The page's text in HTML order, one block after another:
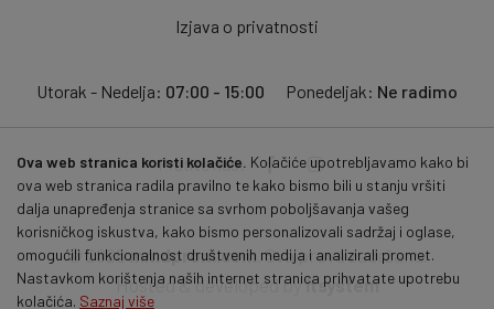
Izjava o privatnosti
Utorak - Nedelja: 07:00 - 15:00 Ponedeljak: Ne radimo
Pratite nas:
© 2026mmdprom.com . Sva prava zadržana.
Hosted & developed byitsystem
Ova web stranica koristi kolačiće. Kolačiće upotrebljavamo kako bi
ova web stranica radila pravilno te kako bismo bili u stanju vršiti
dalja unapređenja stranice sa svrhom poboljšavanja vašeg
korisničkog iskustva, kako bismo personalizovali sadržaj i oglase,
omogućili funkcionalnost društvenih medija i analizirali promet.
Nastavkom korištenja naših internet stranica prihvatate upotrebu
kolačića. Saznaj više